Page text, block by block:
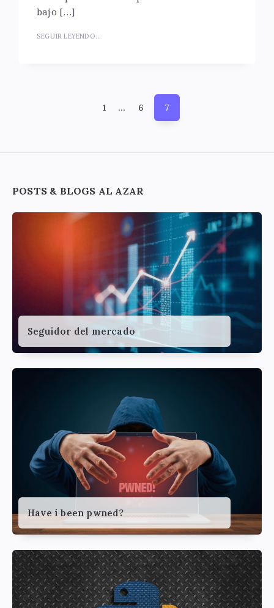
bajo […]
SEGUIR LEYENDO...
1 … 6 7
Widgets
POSTS & BLOGS AL AZAR
Seguidor del mercado
Have i been pwned?